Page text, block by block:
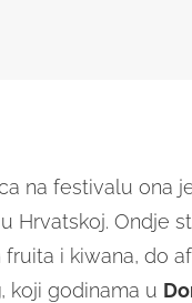
na festivalu ona
Hrvatskoj. Ondje
i kiwana, do
, koji godinama u